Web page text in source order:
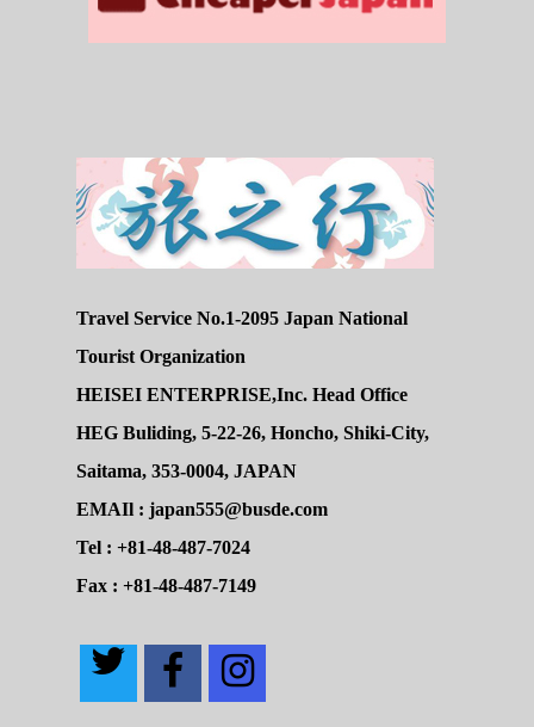
Travel Service No.1-2095 Japan National
Tourist Organization
HEISEI ENTERPRISE,Inc. Head Office
HEG Buliding, 5-22-26, Honcho, Shiki-City,
Saitama, 353-0004, JAPAN
EMAIl : japan555@busde.com
Tel : +81-48-487-7024
Fax : +81-48-487-7149